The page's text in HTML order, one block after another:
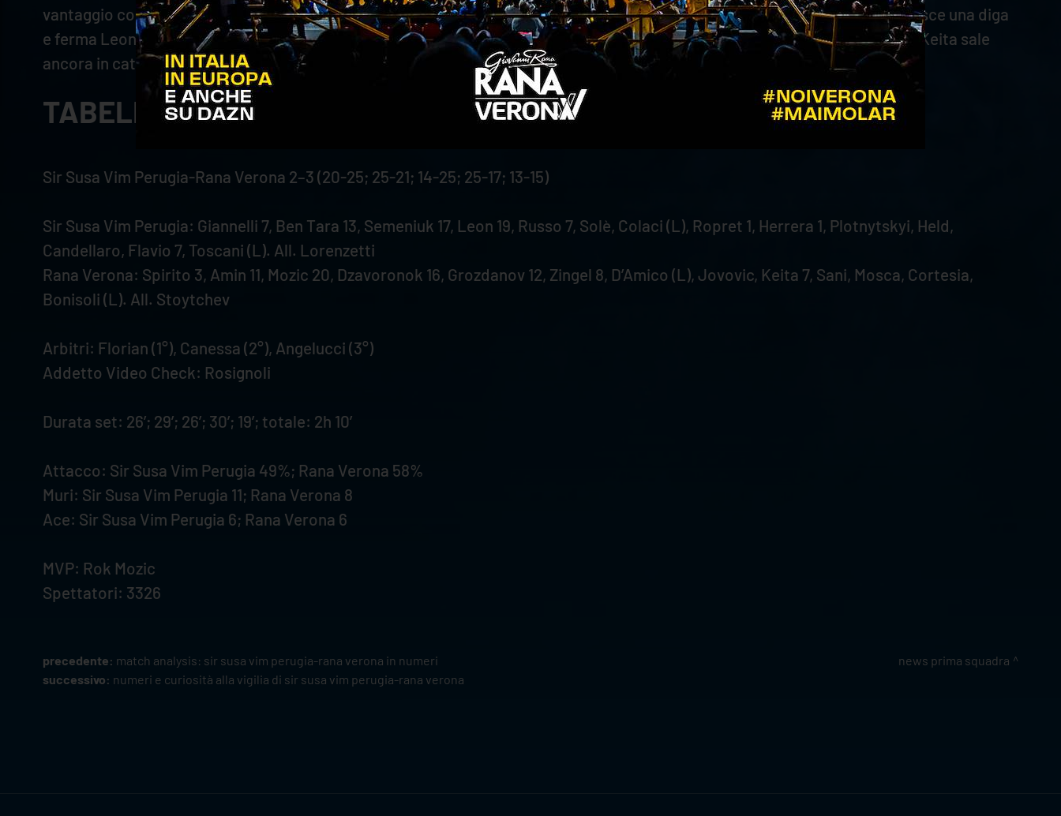
vantaggio con un Grozdanov in grande vena (7-9). La formazione locale aggancia, ma Keita vola e firma il 9-11. Spirito costruisce una diga
e ferma Leon per il 10-13. Il regista scaligero non è contento e blocca anche Ben Tara. Leon annulla il primo match point, ma Keita sale
ancora in cattedra e mette il sigillo sulla sfida (13-15).
TABELLINO
Sir Susa Vim Perugia-Rana Verona 2–3 (20-25; 25-21; 14-25; 25-17; 13-15)
Sir Susa Vim Perugia: Giannelli 7, Ben Tara 13, Semeniuk 17, Leon 19, Russo 7, Solè, Colaci (L), Ropret 1, Herrera 1, Plotnytskyi, Held,
Candellaro, Flavio 7, Toscani (L). All. Lorenzetti
Rana Verona: Spirito 3, Amin 11, Mozic 20, Dzavoronok 16, Grozdanov 12, Zingel 8, D’Amico (L), Jovovic, Keita 7, Sani, Mosca, Cortesia,
Bonisoli (L). All. Stoytchev
Arbitri: Florian (1°), Canessa (2°), Angelucci (3°)
Addetto Video Check: Rosignoli
Durata set: 26’; 29’; 26’; 30’; 19’; totale: 2h 10’
Attacco: Sir Susa Vim Perugia 49%; Rana Verona 58%
Muri: Sir Susa Vim Perugia 11; Rana Verona 8
Ace: Sir Susa Vim Perugia 6; Rana Verona 6
MVP: Rok Mozic
Spettatori: 3326
precedente: match analysis: sir susa vim perugia-rana verona in numeri
successivo: numeri e curiosità alla vigilia di sir susa vim perugia-rana verona
news prima squadra